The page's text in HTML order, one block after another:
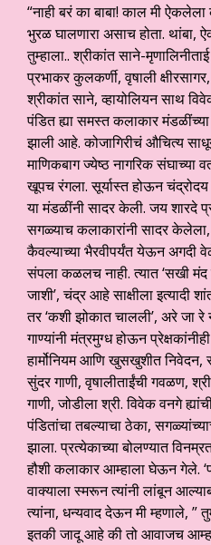
“नाही बरं का बाबा! काल मी
भुरळ घालणारा असाच होता. थांबा,
तुम्हाला.. श्रीकांत साने-
प्रभाकर कुलकर्णी, वृषाली
श्रीकांत साने, व्हायोलियन साथ
पंडित ह्या समस्त कलाकार
झाली आहे. कोजागिरीचं औचित्य
माणिकबाग ज्येष्ठ नागरिक संघाच्या
खूपच रंगला. सूर्यास्त होऊन चंद्रोदय
या मंडळींनी सादर केली. जय शारदे
सगळ्याच कलाकारांनी सादर
कैवल्याच्या भैरवीपर्यंत येऊन अगदी
संपला कळलच नाही. त्यात ‘सखी मंद
जाशी’, चंद्र आहे साक्षीला इत्यादी
तर ‘कशी झोकात चालली’, अरे जा रे
गाण्यांनी मंत्रमुग्ध होऊन
हार्मोनियम आणि खुसखुशीत निवेदन,
सुंदर गाणी, वृषालीताईंची गवळण,
गाणी, जोडीला श्री. विवेक वनगे
पंडितांचा तबल्याचा ठेका,
झाला. प्रत्येकाच्या बोलण्यात
हौशी कलाकार आम्हाला घेऊन गेले.
वाक्याला स्मरून त्यांनी लांबून
त्यांना, धन्यवाद देऊन मी म्हणाले, ”
इतकी जादू आहे की तो आवाजच